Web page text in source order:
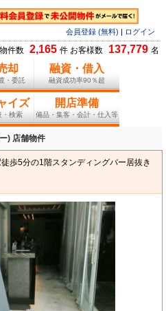
会員登録 (無料) ログイン
件数 2,165 件 お客様数 137,779 名
却
・委託
融資・借入
融資成功率90％超
イズ
・検索
開店準備
備品・集客・会計・仕入等
) 店舗物件
歩5分の1階スタンディングバー居抜き